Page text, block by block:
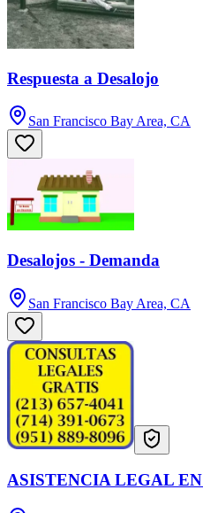
Respuesta a Desalojo
San Francisco Bay Area, CA
Desalojos - Demanda
San Francisco Bay Area, CA
ASISTENCIA LEGAL